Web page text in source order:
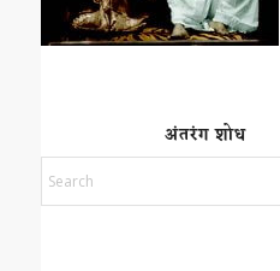
अंतरंग शोध